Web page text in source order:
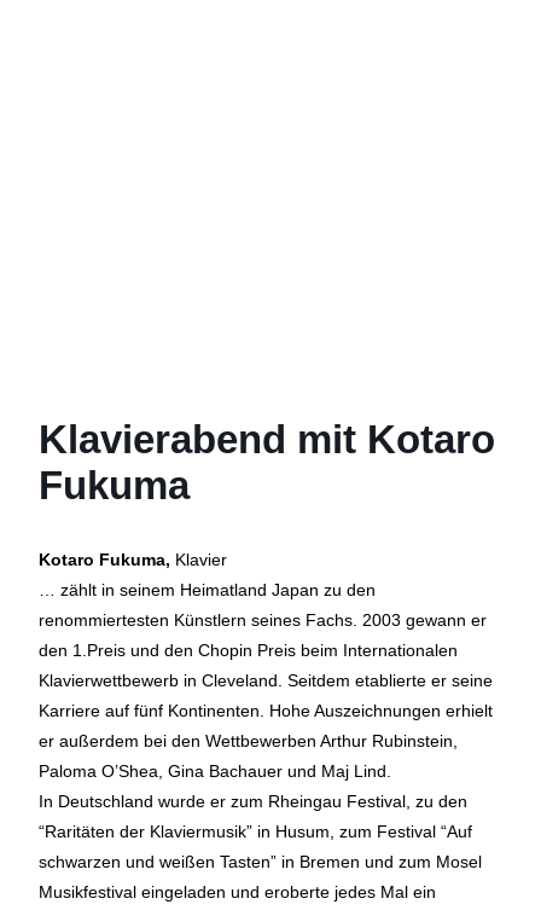
Klavierabend mit Kotaro
Fukuma
Kotaro Fukuma, Klavier
… zählt in seinem Heimatland Japan zu den
renommiertesten Künstlern seines Fachs. 2003 gewann er
den 1.Preis und den Chopin Preis beim Internationalen
Klavierwettbewerb in Cleveland. Seitdem etablierte er seine
Karriere auf fünf Kontinenten. Hohe Auszeichnungen erhielt
er außerdem bei den Wettbewerben Arthur Rubinstein,
Paloma O’Shea, Gina Bachauer und Maj Lind.
In Deutschland wurde er zum Rheingau Festival, zu den
“Raritäten der Klaviermusik” in Husum, zum Festival “Auf
schwarzen und weißen Tasten” in Bremen und zum Mosel
Musikfestival eingeladen und eroberte jedes Mal ein